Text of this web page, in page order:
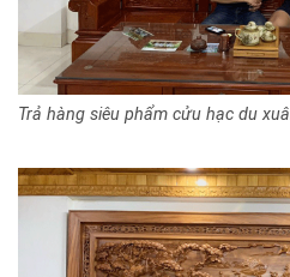
Trả hàng siêu phẩm cửu hạc du